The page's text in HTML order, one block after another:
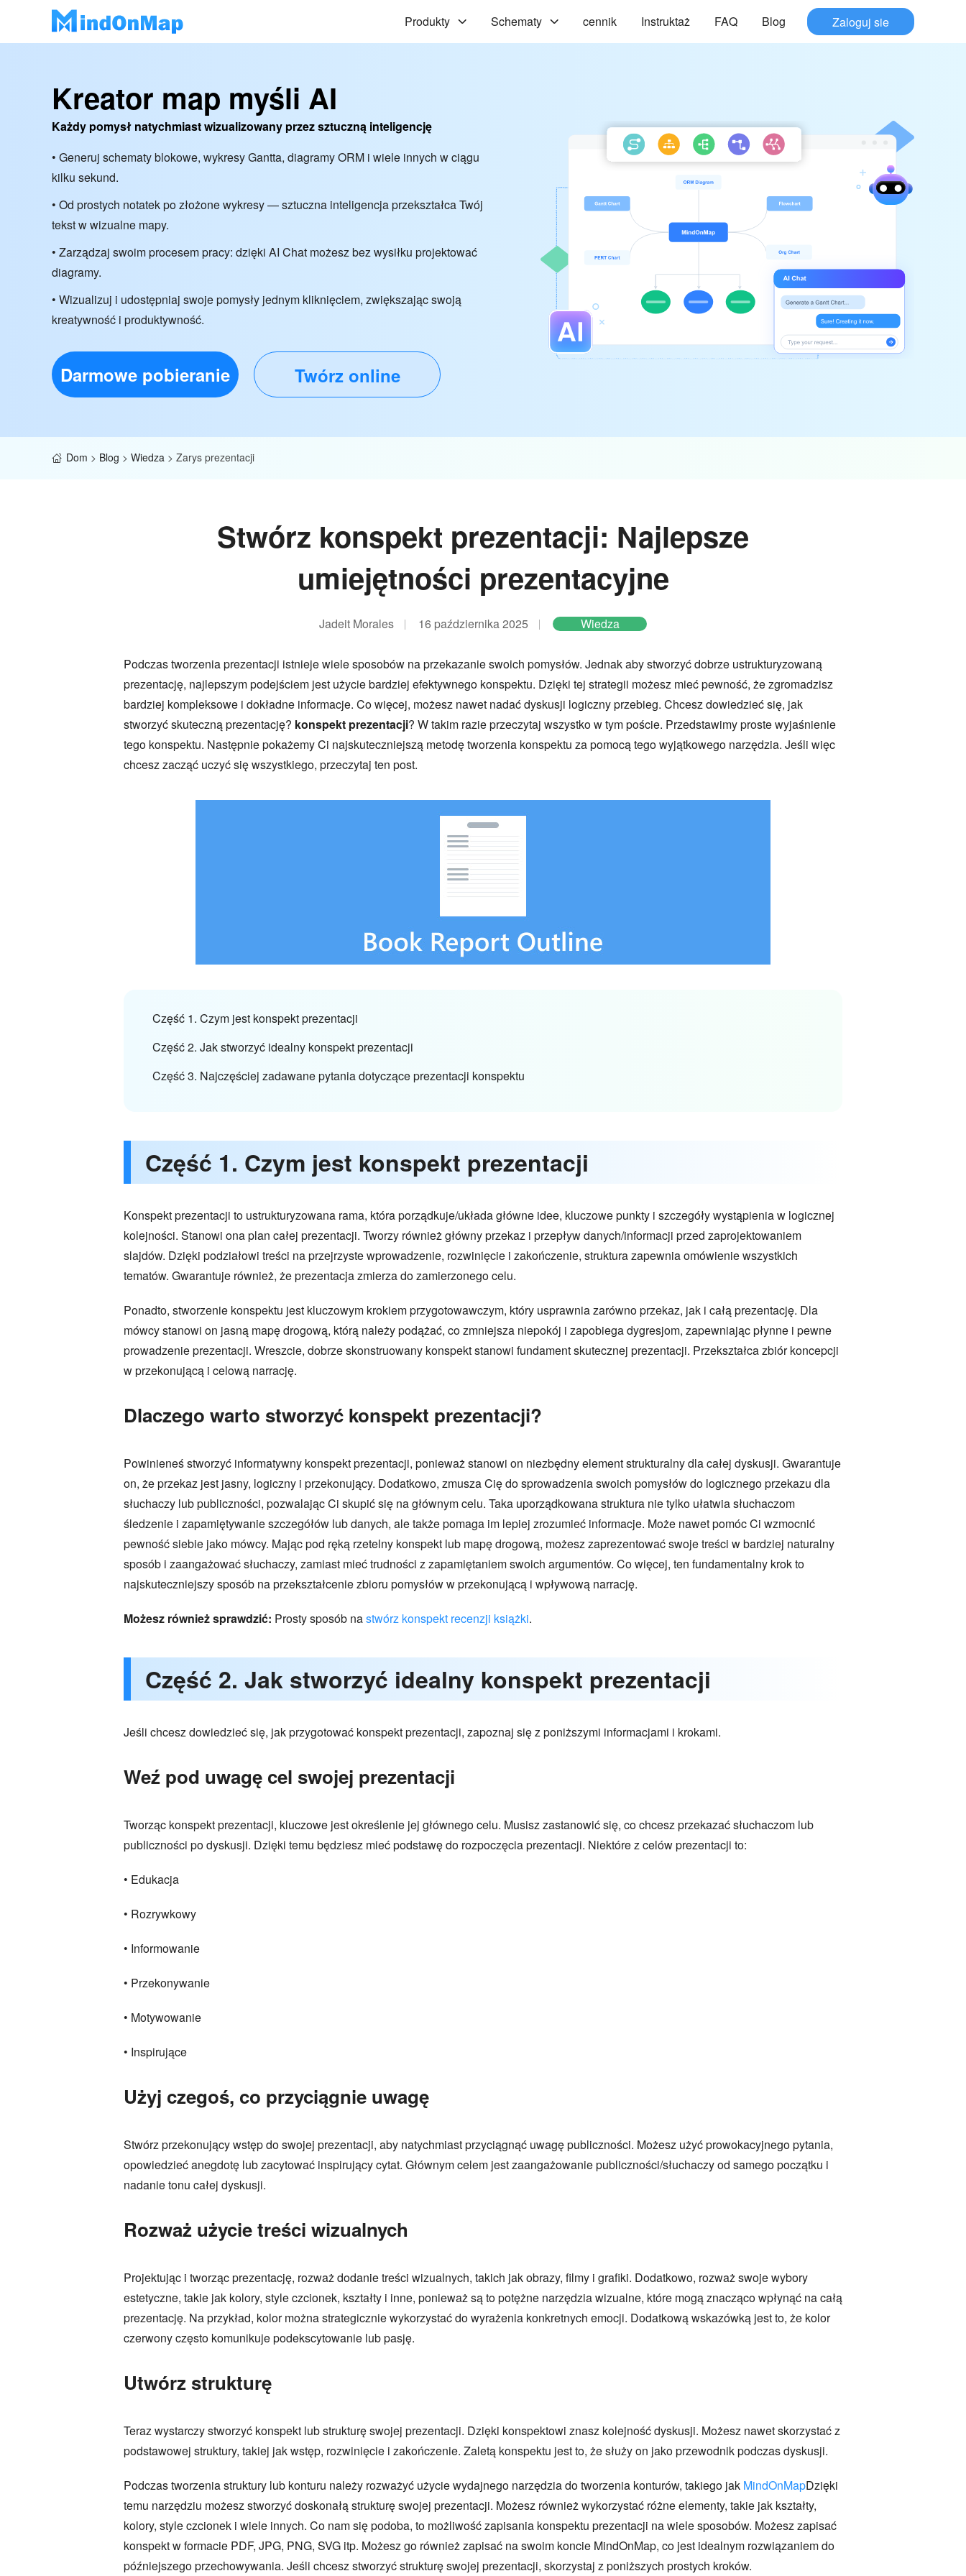
Produkty Schematy cennik Instruktaż FAQ Blog Zaloguj sie
Kreator map myśli AI
Każdy pomysł natychmiast wizualizowany przez sztuczną inteligencję
• Generuj schematy blokowe, wykresy Gantta, diagramy ORM i wiele innych w ciągu
kilku sekund.
• Od prostych notatek po złożone wykresy — sztuczna inteligencja przekształca Twój
tekst w wizualne mapy.
• Zarządzaj swoim procesem pracy: dzięki AI Chat możesz bez wysiłku projektować
diagramy.
• Wizualizuj i udostępniaj swoje pomysły jednym kliknięciem, zwiększając swoją
kreatywność i produktywność.
Darmowe pobieranie Twórz online
Dom > Blog > Wiedza > Zarys prezentacji
Stwórz konspekt prezentacji: Najlepsze
umiejętności prezentacyjne
Jadeit Morales 16 października 2025 Wiedza
Podczas tworzenia prezentacji istnieje wiele sposobów na przekazanie swoich pomysłów. Jednak aby stworzyć dobrze ustrukturyzowaną
prezentację, najlepszym podejściem jest użycie bardziej efektywnego konspektu. Dzięki tej strategii możesz mieć pewność, że zgromadzisz
bardziej kompleksowe i dokładne informacje. Co więcej, możesz nawet nadać dyskusji logiczny przebieg. Chcesz dowiedzieć się, jak
stworzyć skuteczną prezentację? konspekt prezentacji? W takim razie przeczytaj wszystko w tym poście. Przedstawimy proste wyjaśnienie
tego konspektu. Następnie pokażemy Ci najskuteczniejszą metodę tworzenia konspektu za pomocą tego wyjątkowego narzędzia. Jeśli więc
chcesz zacząć uczyć się wszystkiego, przeczytaj ten post.
Część 1. Czym jest konspekt prezentacji
Część 2. Jak stworzyć idealny konspekt prezentacji
Część 3. Najczęściej zadawane pytania dotyczące prezentacji konspektu
Część 1. Czym jest konspekt prezentacji
Konspekt prezentacji to ustrukturyzowana rama, która porządkuje/układa główne idee, kluczowe punkty i szczegóły wystąpienia w logicznej
kolejności. Stanowi ona plan całej prezentacji. Tworzy również główny przekaz i przepływ danych/informacji przed zaprojektowaniem
slajdów. Dzięki podziałowi treści na przejrzyste wprowadzenie, rozwinięcie i zakończenie, struktura zapewnia omówienie wszystkich
tematów. Gwarantuje również, że prezentacja zmierza do zamierzonego celu.
Ponadto, stworzenie konspektu jest kluczowym krokiem przygotowawczym, który usprawnia zarówno przekaz, jak i całą prezentację. Dla
mówcy stanowi on jasną mapę drogową, którą należy podążać, co zmniejsza niepokój i zapobiega dygresjom, zapewniając płynne i pewne
prowadzenie prezentacji. Wreszcie, dobrze skonstruowany konspekt stanowi fundament skutecznej prezentacji. Przekształca zbiór koncepcji
w przekonującą i celową narrację.
Dlaczego warto stworzyć konspekt prezentacji?
Powinieneś stworzyć informatywny konspekt prezentacji, ponieważ stanowi on niezbędny element strukturalny dla całej dyskusji. Gwarantuje
on, że przekaz jest jasny, logiczny i przekonujący. Dodatkowo, zmusza Cię do sprowadzenia swoich pomysłów do logicznego przekazu dla
słuchaczy lub publiczności, pozwalając Ci skupić się na głównym celu. Taka uporządkowana struktura nie tylko ułatwia słuchaczom
śledzenie i zapamiętywanie szczegółów lub danych, ale także pomaga im lepiej zrozumieć informacje. Może nawet pomóc Ci wzmocnić
pewność siebie jako mówcy. Mając pod ręką rzetelny konspekt lub mapę drogową, możesz zaprezentować swoje treści w bardziej naturalny
sposób i zaangażować słuchaczy, zamiast mieć trudności z zapamiętaniem swoich argumentów. Co więcej, ten fundamentalny krok to
najskuteczniejszy sposób na przekształcenie zbioru pomysłów w przekonującą i wpływową narrację.
Możesz również sprawdzić: Prosty sposób nastwórz konspekt recenzji książki.
Część 2. Jak stworzyć idealny konspekt prezentacji
Jeśli chcesz dowiedzieć się, jak przygotować konspekt prezentacji, zapoznaj się z poniższymi informacjami i krokami.
Weź pod uwagę cel swojej prezentacji
Tworząc konspekt prezentacji, kluczowe jest określenie jej głównego celu. Musisz zastanowić się, co chcesz przekazać słuchaczom lub
publiczności po dyskusji. Dzięki temu będziesz mieć podstawę do rozpoczęcia prezentacji. Niektóre z celów prezentacji to:
• Edukacja
• Rozrywkowy
• Informowanie
• Przekonywanie
• Motywowanie
• Inspirujące
Użyj czegoś, co przyciągnie uwagę
Stwórz przekonujący wstęp do swojej prezentacji, aby natychmiast przyciągnąć uwagę publiczności. Możesz użyć prowokacyjnego pytania,
opowiedzieć anegdotę lub zacytować inspirujący cytat. Głównym celem jest zaangażowanie publiczności/słuchaczy od samego początku i
nadanie tonu całej dyskusji.
Rozważ użycie treści wizualnych
Projektując i tworząc prezentację, rozważ dodanie treści wizualnych, takich jak obrazy, filmy i grafiki. Dodatkowo, rozważ swoje wybory
estetyczne, takie jak kolory, style czcionek, kształty i inne, ponieważ są to potężne narzędzia wizualne, które mogą znacząco wpłynąć na całą
prezentację. Na przykład, kolor można strategicznie wykorzystać do wyrażenia konkretnych emocji. Dodatkową wskazówką jest to, że kolor
czerwony często komunikuje podekscytowanie lub pasję.
Utwórz strukturę
Teraz wystarczy stworzyć konspekt lub strukturę swojej prezentacji. Dzięki konspektowi znasz kolejność dyskusji. Możesz nawet skorzystać z
podstawowej struktury, takiej jak wstęp, rozwinięcie i zakończenie. Zaletą konspektu jest to, że służy on jako przewodnik podczas dyskusji.
Podczas tworzenia struktury lub konturu należy rozważyć użycie wydajnego narzędzia do tworzenia konturów, takiego jak MindOnMapDzięki
temu narzędziu możesz stworzyć doskonałą strukturę swojej prezentacji. Możesz również wykorzystać różne elementy, takie jak kształty,
kolory, style czcionek i wiele innych. Co nam się podoba, to możliwość zapisania konspektu prezentacji na wiele sposobów. Możesz zapisać
konspekt w formacie PDF, JPG, PNG, SVG itp. Możesz go również zapisać na swoim koncie MindOnMap, co jest idealnym rozwiązaniem do
późniejszego przechowywania. Jeśli chcesz stworzyć strukturę swojej prezentacji, skorzystaj z poniższych prostych kroków.